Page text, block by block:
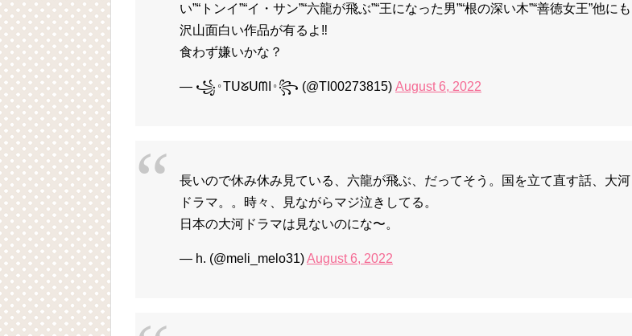
い”“トンイ”“イ・サン”“六龍が飛ぶ”“王になった男”“根の深い木”“善徳女王”他にも
沢山面白い作品が有るよ‼️
食わず嫌いかな？
— ꧁𐬹TᑌᘜᑌᗰI𐬹꧂ (@TI00273815) August 6, 2022
長いので休み休み見ている、六龍が飛ぶ、だってそう。国を立て直す話、大河
ドラマ。。時々、見ながらマジ泣きしてる。
日本の大河ドラマは見ないのにな〜。
— h. (@meli_melo31)August 6, 2022